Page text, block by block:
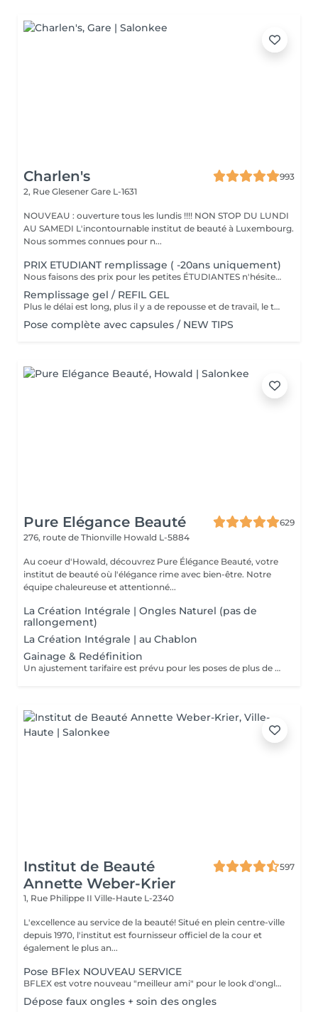
Charlen's
993
2, Rue Glesener Gare L-1631
NOUVEAU : ouverture tous les lundis !!!! NON STOP DU LUNDI
AU SAMEDI L'incontournable institut de beauté à Luxembourg.
Nous sommes connues pour n...
PRIX ETUDIANT remplissage ( -20ans uniquement)
Nous faisons des prix pour les petites ÉTUDIANTES n'hésitez pas a passer
Remplissage gel / REFIL GEL
Plus le délai est long, plus il y a de repousse et de travail, le tarif s'adapte donc au temps écoulé depuis votre dernier rendez-vous. Merci de choisir le remplissage adapté
Pose complète avec capsules / NEW TIPS
Pure Elégance Beauté
629
276, route de Thionville Howald L-5884
Au coeur d'Howald, découvrez Pure Élégance Beauté, votre
institut de beauté où l'élégance rime avec bien-être. Notre
équipe chaleureuse et attentionné...
La Création Intégrale | Ongles Naturel (pas de
rallongement)
La Création Intégrale | au Chablon
Gainage & Redéfinition
Un ajustement tarifaire est prévu pour les poses de plus de 4 semaines nécessitant un travail de restructuration .
Institut de Beauté
Annette Weber-Krier
597
1, Rue Philippe II Ville-Haute L-2340
L'excellence au service de la beauté! Situé en plein centre-ville
depuis 1970, l'institut est fournisseur officiel de la cour et
également le plus an...
Pose BFlex NOUVEAU SERVICE
BFLEX est votre nouveau "meilleur ami" pour le look d'ongles courts et naturels que tous les clients recherchent ! Il s'agit d'une Babymanucure avec la pose d'un gel intelligent 4-en-1 avec lequel vous avez : Base-Construction-Teinte-Finition ! I C'est une prestation inédite et tendance !
Dépose faux ongles + soin des ongles